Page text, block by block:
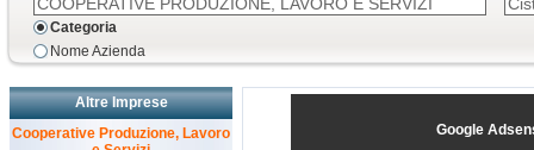
Categoria
Nome Azienda
Altre Imprese
Cooperative Produzione, Lavoro
Google